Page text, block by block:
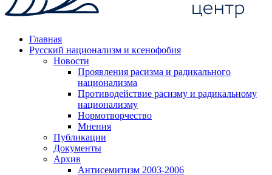
Главная
Русский национализм и ксенофобия
Новости
Проявления расизма и радикального
национализма
Противодействие расизму и радикальному
национализму
Нормотворчество
Мнения
Публикации
Документы
Архив
Антисемитизм 2003-2006